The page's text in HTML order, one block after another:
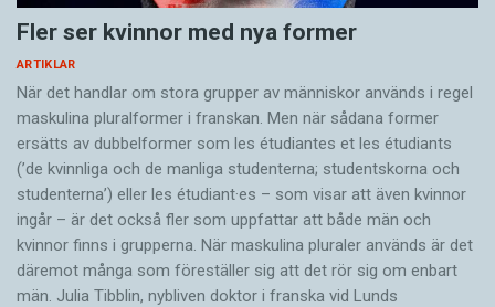
Fler ser kvinnor med nya former
ARTIKLAR
När det handlar om stora grupper av människor används i regel
maskulina pluralformer i franskan. Men när sådana ­former
ersätts av dubbel­former som les étudiantes et les étudiants
(’de kvinnliga och de manliga studenterna; studentskorna och
studenterna’) eller les étudiant·es – som visar att även kvinnor
ingår – är det också fler som uppfattar att både män och
kvinnor finns i grupperna. När maskulina pluraler används är det
där­emot många som föreställer sig att det rör sig om enbart
män. Julia Tibblin, nybliven doktor i franska vid Lunds